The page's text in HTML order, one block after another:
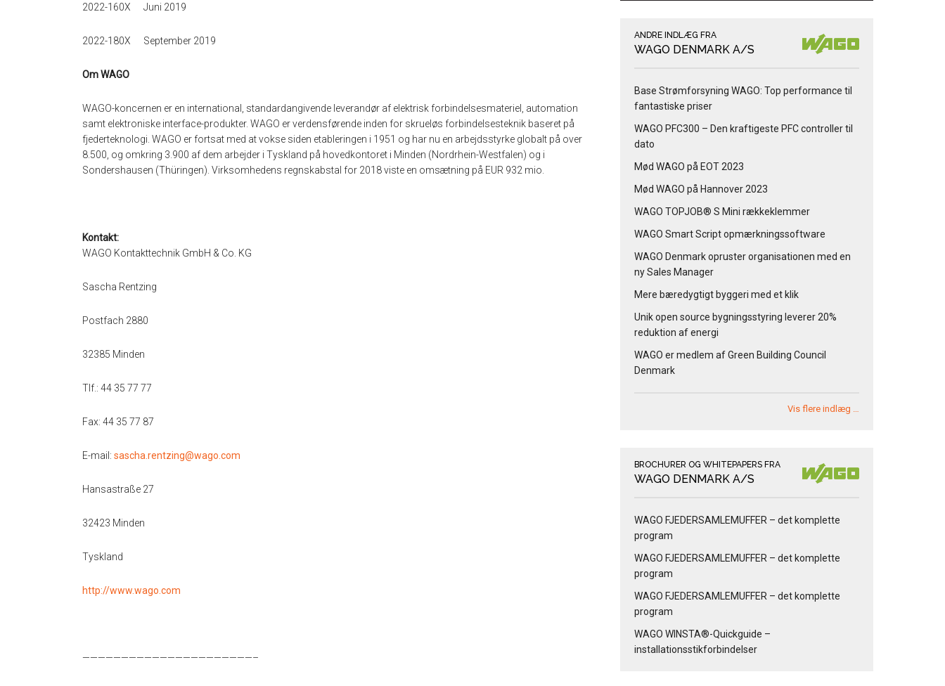
2022-160X Juni 2019
2022-180X September 2019
Om WAGO
WAGO-koncernen er en international, standardangivende leverandør af elektrisk forbindelsesmateriel, automation
samt elektroniske interface-produkter. WAGO er verdensførende inden for skrueløs forbindelsesteknik baseret på
fjederteknologi. WAGO er fortsat med at vokse siden etableringen i 1951 og har nu en arbejdsstyrke globalt på over
8.500, og omkring 3.900 af dem arbejder i Tyskland på hovedkontoret i Minden (Nordrhein-Westfalen) og i
Sondershausen (Thüringen). Virksomhedens regnskabstal for 2018 viste en omsætning på EUR 932 mio.
Kontakt:
WAGO Kontakttechnik GmbH & Co. KG
Sascha Rentzing
Postfach 2880
32385 Minden
Tlf.: 44 35 77 77
Fax: 44 35 77 87
E-mail: sascha.rentzing@wago.com
Hansastraße 27
32423 Minden
Tyskland
http://www.wago.com
——————————————————————–
ANDRE INDLÆG FRA
WAGO DENMARK A/S
Base Strømforsyning WAGO: Top performance til
fantastiske priser
WAGO PFC300 – Den kraftigeste PFC controller til
dato
Mød WAGO på EOT 2023
Mød WAGO på Hannover 2023
WAGO TOPJOB® S Mini rækkeklemmer
WAGO Smart Script opmærkningssoftware
WAGO Denmark opruster organisationen med en
ny Sales Manager
Mere bæredygtigt byggeri med et klik
Unik open source bygningsstyring leverer 20%
reduktion af energi
WAGO er medlem af Green Building Council
Denmark
Vis flere indlæg …
BROCHURER OG WHITEPAPERS FRA
WAGO DENMARK A/S
WAGO FJEDERSAMLEMUFFER – det komplette
program
WAGO FJEDERSAMLEMUFFER – det komplette
program
WAGO FJEDERSAMLEMUFFER – det komplette
program
WAGO WINSTA®-Quickguide –
installationsstikforbindelser